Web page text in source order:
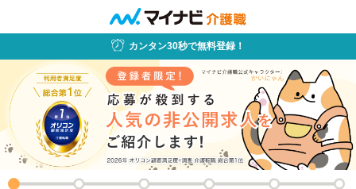
カンタン30秒で無料登録！